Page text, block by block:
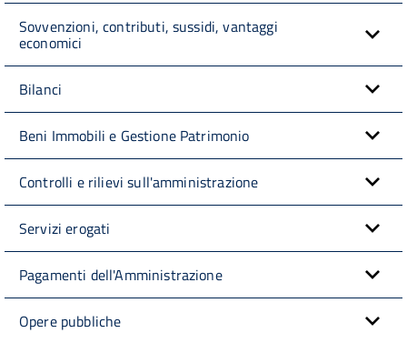
Sovvenzioni, contributi, sussidi, vantaggi
economici
Bilanci
Beni Immobili e Gestione Patrimonio
Controlli e rilievi sull'amministrazione
Servizi erogati
Pagamenti dell'Amministrazione
Opere pubbliche